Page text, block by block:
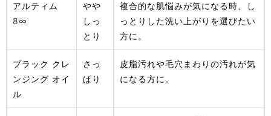
アルティム
8∞
やや
しっ
とり
複合的な肌悩みが気になる時、し
っとりした洗い上がりを選びたい
方に。
ブラック クレ
ンジング オイ
ル
さっ
ぱり
皮脂汚れや毛穴まわりの汚れが気
になる方に。